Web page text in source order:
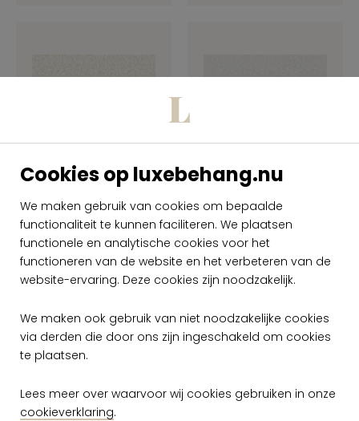
Cookies op luxebehang.nu
We maken gebruik van cookies om bepaalde
functionaliteit te kunnen faciliteren. We plaatsen
functionele en analytische cookies voor het
functioneren van de website en het verbeteren van de
website-ervaring. Deze cookies zijn noodzakelijk.
We maken ook gebruik van niet noodzakelijke cookies
via derden die door ons zijn ingeschakeld om cookies
te plaatsen.
Lees meer over waarvoor wij cookies gebruiken in onze
cookieverklaring.
Arte Archipelago
Padar ARC32
€ 329,00 per rol
Op voorraad
Arte Archipelago
Padar ARC31
€ 329,00
Op voorraad